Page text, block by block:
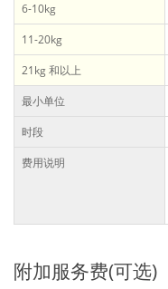
6-10kg
11-20kg
21kg 和以上
最小单位
时段
费用说明
附加服务费(可选)